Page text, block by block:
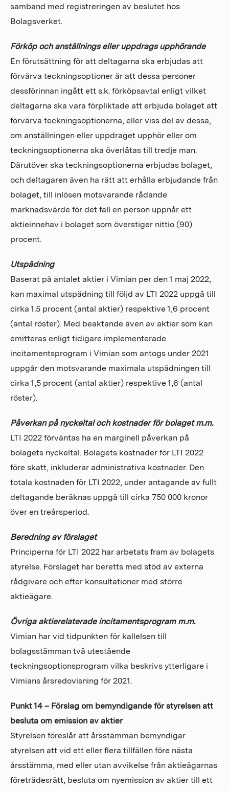
samband med registreringen av beslutet hos
Bolagsverket.
Förköp och anställnings eller uppdrags upphörande
En förutsättning för att deltagarna ska erbjudas att
förvärva teckningsoptioner är att dessa personer
dessförinnan ingått ett s.k. förköpsavtal enligt vilket
deltagarna ska vara förpliktade att erbjuda bolaget att
förvärva teckningsoptionerna, eller viss del av dessa,
om anställningen eller uppdraget upphör eller om
teckningsoptionerna ska överlåtas till tredje man.
Därutöver ska teckningsoptionerna erbjudas bolaget,
och deltagaren även ha rätt att erhålla erbjudande från
bolaget, till inlösen motsvarande rådande
marknadsvärde för det fall en person uppnår ett
aktieinnehav i bolaget som överstiger nittio (90)
procent.
Utspädning
Baserat på antalet aktier i Vimian per den 1 maj 2022,
kan maximal utspädning till följd av LTI 2022 uppgå till
cirka 1.5 procent (antal aktier) respektive 1,6 procent
(antal röster). Med beaktande även av aktier som kan
emitteras enligt tidigare implementerade
incitamentsprogram i Vimian som antogs under 2021
uppgår den motsvarande maximala utspädningen till
cirka 1,5 procent (antal aktier) respektive 1,6 (antal
röster).
Påverkan på nyckeltal och kostnader för bolaget m.m.
LTI 2022 förväntas ha en marginell påverkan på
bolagets nyckeltal. Bolagets kostnader för LTI 2022
före skatt, inkluderar administrativa kostnader. Den
totala kostnaden för LTI 2022, under antagande av fullt
deltagande beräknas uppgå till cirka 750 000 kronor
över en treårsperiod.
Beredning av förslaget
Principerna för LTI 2022 har arbetats fram av bolagets
styrelse. Förslaget har beretts med stöd av externa
rådgivare och efter konsultationer med större
aktieägare.
Övriga aktierelaterade incitamentsprogram m.m.
Vimian har vid tidpunkten för kallelsen till
bolagsstämman två utestående
teckningsoptionsprogram vilka beskrivs ytterligare i
Vimians årsredovisning för 2021.
Punkt 14 – Förslag om bemyndigande för styrelsen att
besluta om emission av aktier
Styrelsen föreslår att årsstämman bemyndigar
styrelsen att vid ett eller flera tillfällen före nästa
årsstämma, med eller utan avvikelse från aktieägarnas
företrädesrätt, besluta om nyemission av aktier till ett